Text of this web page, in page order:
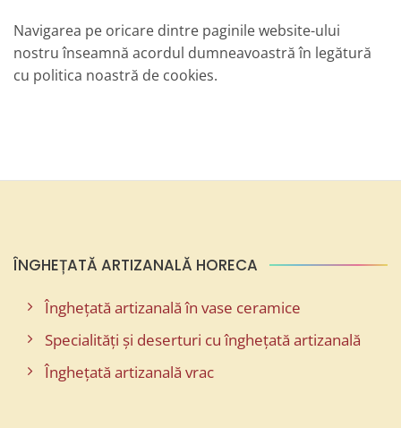
Navigarea pe oricare dintre paginile website-ului
nostru înseamnă acordul dumneavoastră în legătură
cu politica noastră de cookies.
ÎNGHEȚATĂ ARTIZANALĂ HORECA
Înghețată artizanală în vase ceramice
Specialități și deserturi cu înghețată artizanală
Înghețată artizanală vrac